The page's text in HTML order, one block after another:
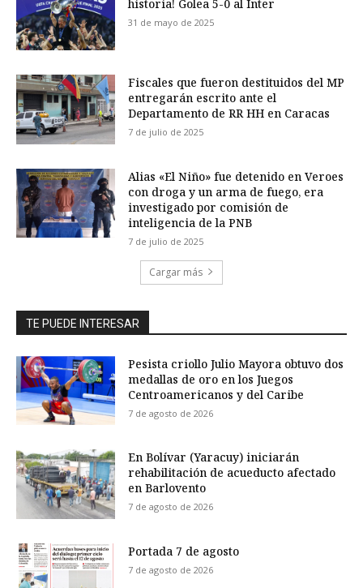
historia! Golea 5-0 al Inter
31 de mayo de 2025
Fiscales que fueron destituidos del MP
entregarán escrito ante el
Departamento de RR HH en Caracas
7 de julio de 2025
Alias «El Niño» fue detenido en Veroes
con droga y un arma de fuego, era
investigado por comisión de
inteligencia de la PNB
7 de julio de 2025
Cargar más
TE PUEDE INTERESAR
Pesista criollo Julio Mayora obtuvo dos
medallas de oro en los Juegos
Centroamericanos y del Caribe
7 de agosto de 2026
En Bolívar (Yaracuy) iniciarán
rehabilitación de acueducto afectado
en Barlovento
7 de agosto de 2026
Portada 7 de agosto
7 de agosto de 2026